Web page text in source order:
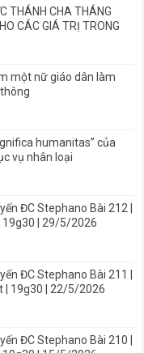
THÁNH CHA THÁNG
CÁC GIÁ TRỊ TRONG
một nữ giáo dân làm
humanitas” của
vụ nhân loại
ĐC Stephano Bài 212 |
19g30 | 29/5/2026
ĐC Stephano Bài 211 |
| 19g30 | 22/5/2026
ĐC Stephano Bài 210 |